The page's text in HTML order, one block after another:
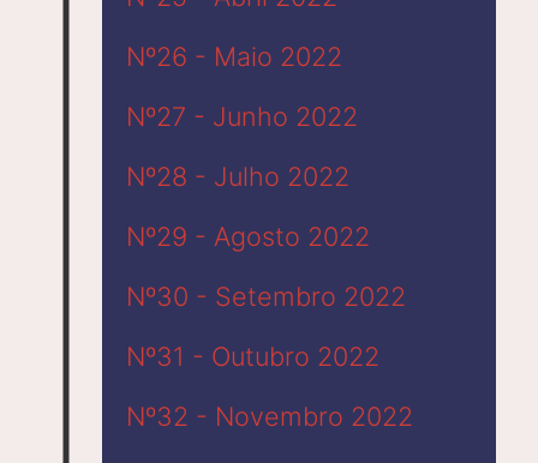
Nº26 - Maio 2022
Nº27 - Junho 2022
Nº28 - Julho 2022
Nº29 - Agosto 2022
Nº30 - Setembro 2022
Nº31 - Outubro 2022
Nº32 - Novembro 2022